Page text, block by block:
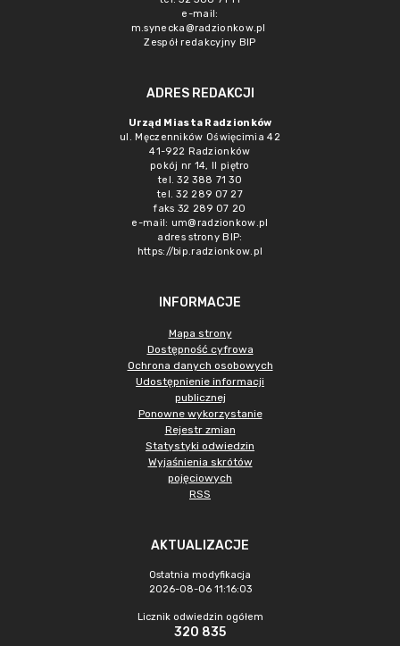
e-mail:
m.synecka@radzionkow.pl
Zespół redakcyjny BIP
ADRES REDAKCJI
Urząd Miasta Radzionków
ul. Męczenników Oświęcimia 42
41-922 Radzionków
pokój nr 14, II piętro
tel. 32 388 71 30
tel. 32 289 07 27
faks 32 289 07 20
e-mail: um@radzionkow.pl
adres strony BIP:
https://bip.radzionkow.pl
INFORMACJE
Mapa strony
Dostępność cyfrowa
Ochrona danych osobowych
Udostępnienie informacji
publicznej
Ponowne wykorzystanie
Rejestr zmian
Statystyki odwiedzin
Wyjaśnienia skrótów
pojęciowych
RSS
AKTUALIZACJE
Ostatnia modyfikacja
2026-08-06 11:16:03
Licznik odwiedzin ogółem
320 835